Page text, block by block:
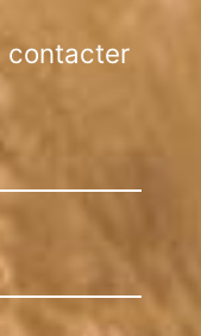
contacter